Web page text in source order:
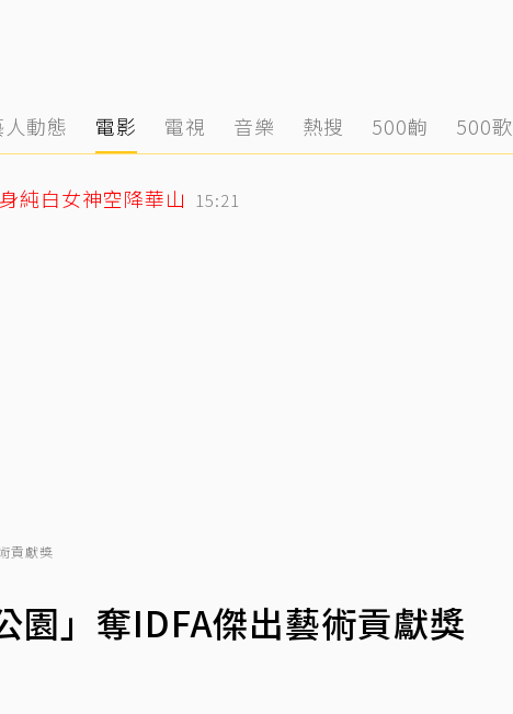
人動態 電影 電視 音樂 熱搜 500齣 500歌
純白女神空降華山 15:21
貢獻獎
園」奪IDFA傑出藝術貢獻獎